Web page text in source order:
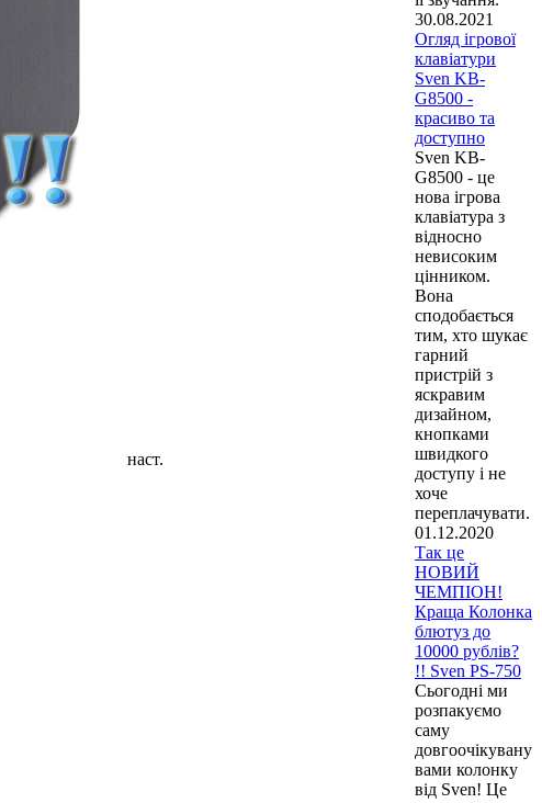
наст.
30.08.2021
Огляд ігрової
клавіатури
Sven KB-
G8500 -
красиво та
доступно
Sven KB-
G8500 - це
нова ігрова
клавіатура з
відносно
невисоким
цінником.
Вона
сподобається
тим, хто шукає
гарний
пристрій з
яскравим
дизайном,
кнопками
швидкого
доступу і не
хоче
переплачувати.
01.12.2020
Так це
НОВИЙ
ЧЕМПІОН!
Краща Колонка
блютуз до
10000 рублів?
!! Sven PS-750
Сьогодні ми
розпакуємо
саму
довгоочікувану
вами колонку
від Sven! Це